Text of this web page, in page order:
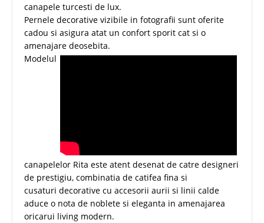
canapele turcesti de lux.
Pernele decorative vizibile in fotografii sunt oferite
cadou si asigura atat un confort sporit cat si o
amenajare deosebita.
Modelul
canapelelor Rita este atent desenat de catre designeri
de prestigiu, combinatia de catifea fina si
cusaturi decorative cu accesorii aurii si linii calde
aduce o nota de noblete si eleganta in amenajarea
oricarui living modern.